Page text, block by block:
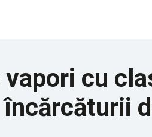
vapori cu
încărcăturii